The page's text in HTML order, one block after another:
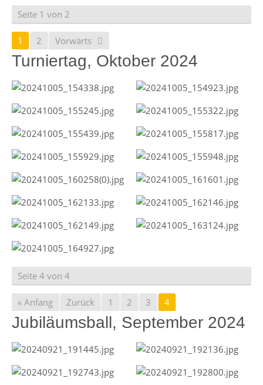
Seite 1 von 2
1 2 Vorwärts
Turniertag, Oktober 2024
Seite 4 von 4
« Anfang Zurück 1 2 3 4
Jubiläumsball, September 2024